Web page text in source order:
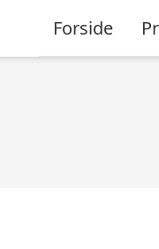
Forside